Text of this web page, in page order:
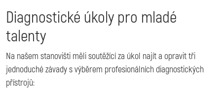
Diagnostické úkoly pro mladé
talenty
Na našem stanovišti měli soutěžící za úkol najít a opravit tři
jednoduché závady s výběrem profesionálních diagnostických
přístrojů: